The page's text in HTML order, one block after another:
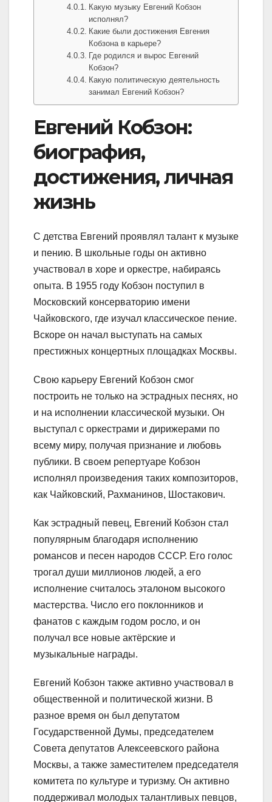
Какую музыку Евгений Кобзон
исполнял?
Какие были достижения Евгения
Кобзона в карьере?
Где родился и вырос Евгений
Кобзон?
Какую политическую деятельность
занимал Евгений Кобзон?
Евгений Кобзон:
биография,
достижения, личная
жизнь
С детства Евгений проявлял талант к музыке
и пению. В школьные годы он активно
участвовал в хоре и оркестре, набираясь
опыта. В 1955 году Кобзон поступил в
Московский консерваторию имени
Чайковского, где изучал классическое пение.
Вскоре он начал выступать на самых
престижных концертных площадках Москвы.
Свою карьеру Евгений Кобзон смог
построить не только на эстрадных песнях, но
и на исполнении классической музыки. Он
выступал с оркестрами и дирижерами по
всему миру, получая признание и любовь
публики. В своем репертуаре Кобзон
исполнял произведения таких композиторов,
как Чайковский, Рахманинов, Шостакович.
Как эстрадный певец, Евгений Кобзон стал
популярным благодаря исполнению
романсов и песен народов СССР. Его голос
трогал души миллионов людей, а его
исполнение считалось эталоном высокого
мастерства. Число его поклонников и
фанатов с каждым годом росло, и он
получал все новые актёрские и
музыкальные награды.
Евгений Кобзон также активно участвовал в
общественной и политической жизни. В
разное время он был депутатом
Государственной Думы, председателем
Совета депутатов Алексеевского района
Москвы, а также заместителем председателя
комитета по культуре и туризму. Он активно
поддерживал молодых талантливых певцов,